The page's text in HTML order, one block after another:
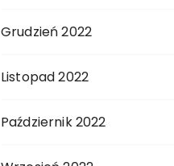
Grudzień 2022
Listopad 2022
Październik 2022